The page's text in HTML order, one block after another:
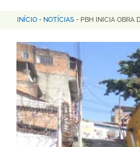
Trilha
de
navegação
INÍCIO - NOTÍCIAS - PBH INICIA OBRA